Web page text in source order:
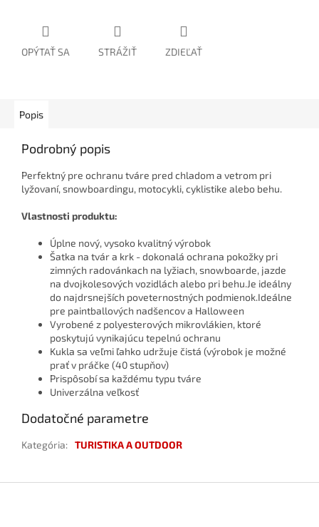
OPÝTAŤ SA STRÁŽIŤ ZDIEĽAŤ
Popis
Podrobný popis
Perfektný pre ochranu tváre pred chladom a vetrom pri
lyžovaní, snowboardingu, motocykli, cyklistike alebo behu.
Vlastnosti produktu:
Úplne nový, vysoko kvalitný výrobok
Šatka na tvár a krk - dokonalá ochrana pokožky pri
zimných radovánkach na lyžiach, snowboarde, jazde
na dvojkolesových vozidlách alebo pri behu.Je ideálny
do najdrsnejších poveternostných podmienok.Ideálne
pre paintballových nadšencov a Halloween
Vyrobené z polyesterových mikrovlákien, ktoré
poskytujú vynikajúcu tepelnú ochranu
Kukla sa veľmi ľahko udržuje čistá (výrobok je možné
prať v práčke (40 stupňov)
Prispôsobí sa každému typu tváre
Univerzálna veľkosť
Dodatočné parametre
Kategória: TURISTIKA A OUTDOOR